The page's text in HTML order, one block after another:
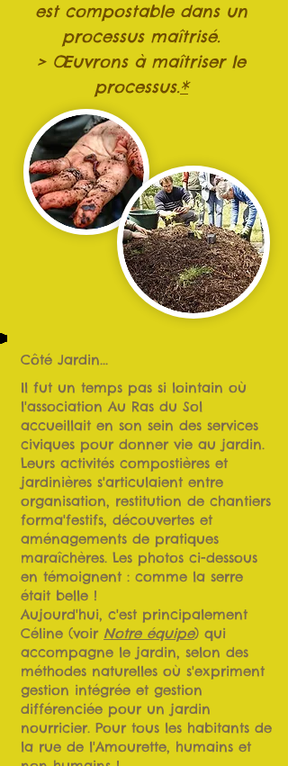
est compostable dans un
processus maîtrisé.
> Œuvrons à maîtriser le
processus.*
Côté Jardin...
Il fut un temps pas si lointain où
l'association Au Ras du Sol
accueillait en son sein des services
civiques pour donner vie au jardin.
Leurs activités compostières et
jardinières s'articulaient entre
organisation, restitution de chantiers
forma'festifs, découvertes et
aménagements de pratiques
maraîchères. Les photos ci-dessous
en témoignent : comme la serre
était belle !
Aujourd'hui, c'est principalement
Céline (voir Notre équipe) qui
accompagne le jardin, selon des
méthodes naturelles où s'expriment
gestion intégrée et gestion
différenciée pour un jardin
nourricier. Pour tous les habitants de
la rue de l'Amourette, humains et